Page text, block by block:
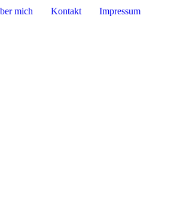
mich Kontakt Impressum